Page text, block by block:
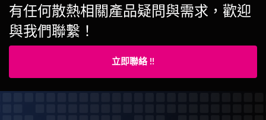
有任何散熱相關產品疑問與需求，歡迎
與我們聯繫！
立即聯絡 !!